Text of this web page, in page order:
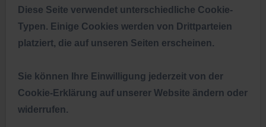
Diese Seite verwendet unterschiedliche Cookie-
Typen. Einige Cookies werden von Drittparteien
platziert, die auf unseren Seiten erscheinen.
Sie können Ihre Einwilligung jederzeit von der
Cookie-Erklärung auf unserer Website ändern oder
widerrufen.